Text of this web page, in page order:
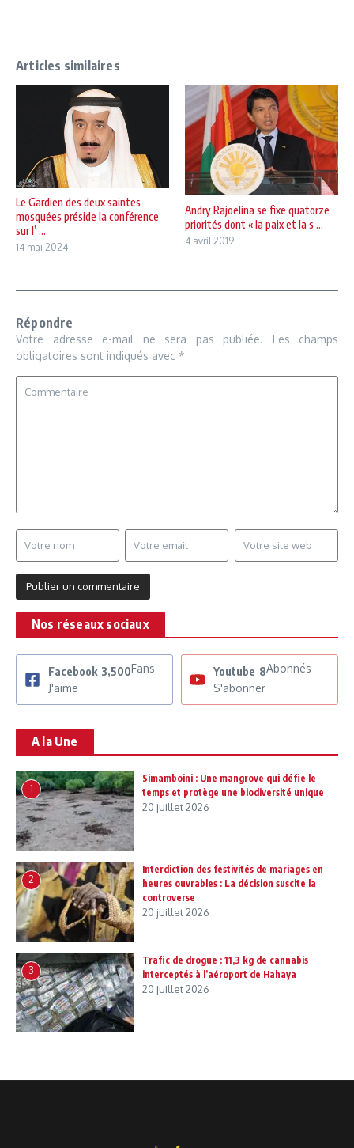
Articles similaires
Le Gardien des deux saintes
mosquées préside la conférence
sur l’ ...
14 mai 2024
Andry Rajoelina se fixe quatorze
priorités dont « la paix et la s ...
4 avril 2019
Répondre
Votre adresse e-mail ne sera pas publiée.
Les champs
obligatoires sont indiqués avec *
Nos réseaux sociaux
Facebook 3,500Fans
J'aime
Youtube 8Abonnés
S'abonner
A la Une
1
Simamboini : Une mangrove qui défie le
temps et protège une biodiversité unique
20 juillet 2026
2
Interdiction des festivités de mariages en
heures ouvrables : La décision suscite la
controverse
20 juillet 2026
3
Trafic de drogue : 11,3 kg de cannabis
interceptés à l’aéroport de Hahaya
20 juillet 2026